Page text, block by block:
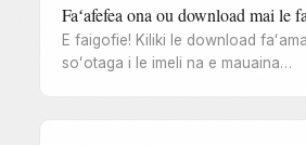
Faʻafefea ona ou download mai le
E faigofie! Kiliki le download
soʻotaga i le imeli na e mauaina…